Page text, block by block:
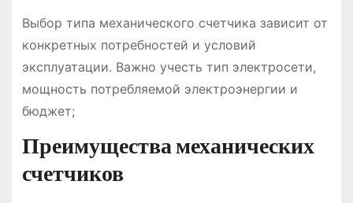
Выбор типа механического счетчика зависит от
конкретных потребностей и условий
эксплуатации. Важно учесть тип электросети,
мощность потребляемой электроэнергии и
бюджет;
Преимущества механических
счетчиков